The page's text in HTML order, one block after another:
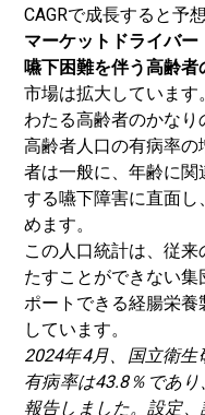
CAGRで成長すると予
マーケットドライバー
嚥下困難を伴う高齢者
市場は拡大していま
わたる高齢者のかなり
高齢者人口の有病率
者は一般に、年齢に
する嚥下障害に直面
めます。
この人口統計は、従
たすことができない
ポートできる経腸栄
しています。
2024年4月、 国立衛生
有病率は43.8％であ
報告しました。設定